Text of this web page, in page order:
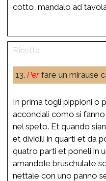
cotto, mandalo ad
13. Perfare un mirause
In prima togli pippioni o
acconciali como si
nel speto. Et quando
et dividili in quarti et da
quatro parti et poneli in
amandole bruschulate
nettale con uno panno